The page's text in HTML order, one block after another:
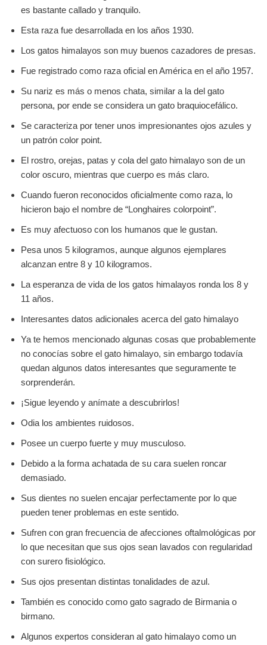
es bastante callado y tranquilo.
Esta raza fue desarrollada en los años 1930.
Los gatos himalayos son muy buenos cazadores de presas.
Fue registrado como raza oficial en América en el año 1957.
Su nariz es más o menos chata, similar a la del gato
persona, por ende se considera un gato braquiocefálico.
Se caracteriza por tener unos impresionantes ojos azules y
un patrón color point.
El rostro, orejas, patas y cola del gato himalayo son de un
color oscuro, mientras que cuerpo es más claro.
Cuando fueron reconocidos oficialmente como raza, lo
hicieron bajo el nombre de “Longhaires colorpoint”.
Es muy afectuoso con los humanos que le gustan.
Pesa unos 5 kilogramos, aunque algunos ejemplares
alcanzan entre 8 y 10 kilogramos.
La esperanza de vida de los gatos himalayos ronda los 8 y
11 años.
Interesantes datos adicionales acerca del gato himalayo
Ya te hemos mencionado algunas cosas que probablemente
no conocías sobre el gato himalayo, sin embargo todavía
quedan algunos datos interesantes que seguramente te
sorprenderán.
¡Sigue leyendo y anímate a descubrirlos!
Odia los ambientes ruidosos.
Posee un cuerpo fuerte y muy musculoso.
Debido a la forma achatada de su cara suelen roncar
demasiado.
Sus dientes no suelen encajar perfectamente por lo que
pueden tener problemas en este sentido.
Sufren con gran frecuencia de afecciones oftalmológicas por
lo que necesitan que sus ojos sean lavados con regularidad
con surero fisiológico.
Sus ojos presentan distintas tonalidades de azul.
También es conocido como gato sagrado de Birmania o
birmano.
Algunos expertos consideran al gato himalayo como un